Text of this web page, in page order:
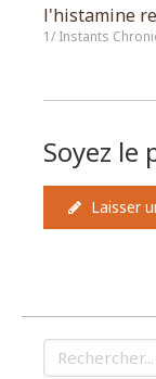
l'histamine
1/ Instants
Soyez le
Laisser
Rechercher